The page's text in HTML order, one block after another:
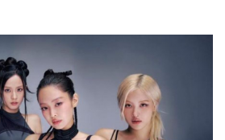
ra mắt tính năng Targeting
trọng trong hệ sinh thái contextual